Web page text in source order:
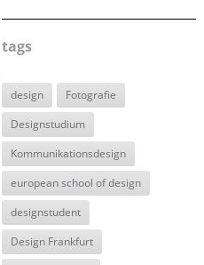
tags
design
Fotografie
Designstudium
Kommunikationsdesign
european school of design
designstudent
Design Frankfurt